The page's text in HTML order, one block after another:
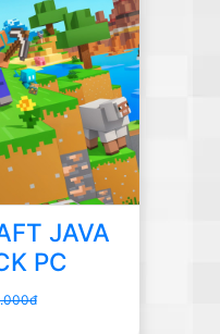
JAVA
PC